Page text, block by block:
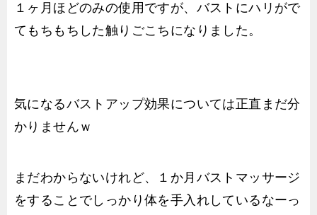
１ヶ月ほどのみの使用ですが、バストにハリがで
てもちもちした触りごこちになりました。
気になるバストアップ効果については正直まだ分
かりませんｗ
まだわからないけれど、１か月バストマッサージ
をすることでしっかり体を手入れしているなーっ